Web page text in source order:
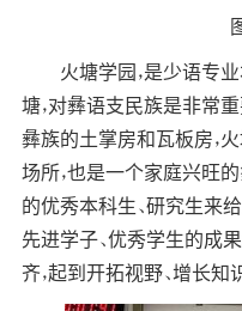
火塘学园，是少语专
塘，对彝语支民族是非常
彝族的土掌房和瓦板房，火
场所，也是一个家庭兴旺
的优秀本科生、研究生来
先进学子、优秀学生的成
齐，起到开拓视野、增长知